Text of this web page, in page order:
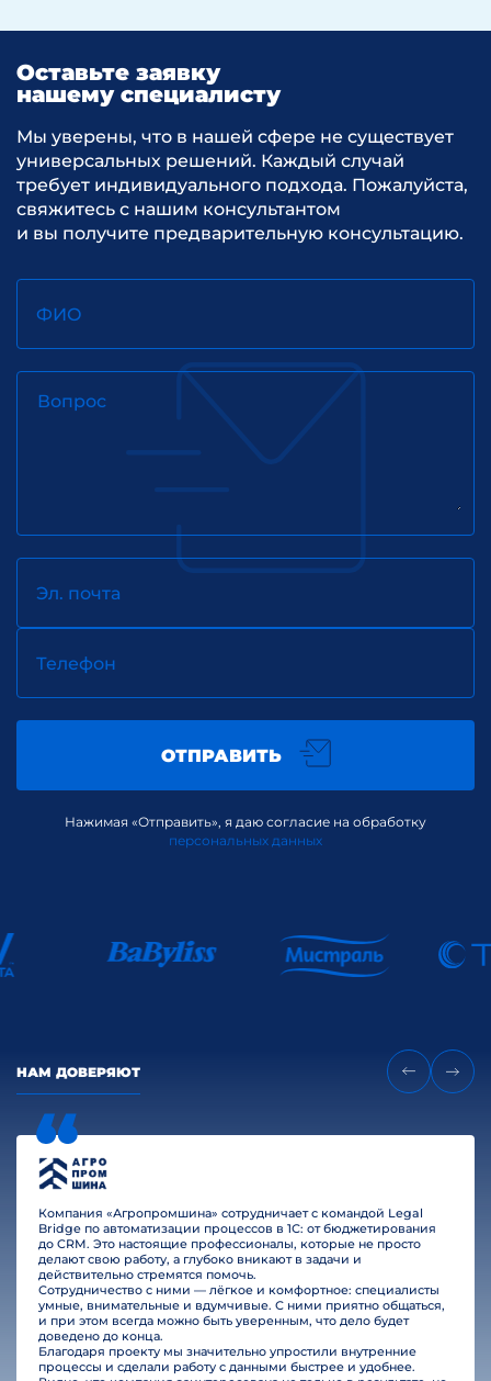
Оставьте заявку
нашему специалисту
Мы уверены, что в нашей сфере не существует
универсальных решений. Каждый случай
требует индивидуального подхода. Пожалуйста,
свяжитесь с нашим консультантом
и вы получите предварительную консультацию.
ФИО
Вопрос
Эл. почта
Телефон
ОТПРАВИТЬ
Нажимая «Отправить», я даю согласие на обработку
персональных данных
НАМ ДОВЕРЯЮТ
Компания «Агропромшина» сотрудничает с командой Legal
Bridge по автоматизации процессов в 1С: от бюджетирования
до CRM. Это настоящие профессионалы, которые не просто
делают свою работу, а глубоко вникают в задачи и
действительно стремятся помочь.
Сотрудничество с ними — лёгкое и комфортное: специалисты
умные, внимательные и вдумчивые. С ними приятно общаться,
и при этом всегда можно быть уверенным, что дело будет
доведено до конца.
Благодаря проекту мы значительно упростили внутренние
процессы и сделали работу с данными быстрее и удобнее.